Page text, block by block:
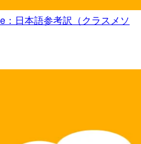
日本語参考訳（クラスメソ